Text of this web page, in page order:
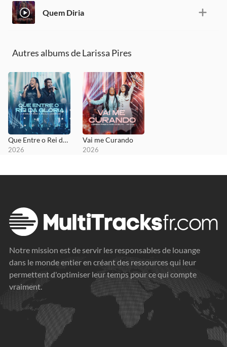
Quem Diria
Autres albums de Larissa Pires
Que Entre o Rei da Glória
2026
Vai me Curando
2026
Notre mission est de servir les responsables de louange
dans le monde entier en créant des ressources qui leur
permettent d'optimiser leur temps pour ce qui compte
vraiment.